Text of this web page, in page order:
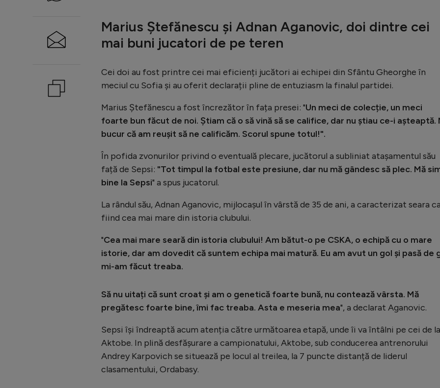
Marius Ștefănescu și Adnan Aganovic, doi dintre cei
mai buni jucatori de pe teren
Cei doi au fost printre cei mai eficienți jucători ai echipei din Sfântu Gheorghe în
meciul cu Sofia și au oferit declarații pline de entuziasm la finalul partidei.
Marius Ștefănescu a fost încrezător în fața presei: "Un meci de colecție, un meci
foarte bun făcut de noi. Știam că o să vină să se califice, dar nu știau ce-i așteaptă.
bucur că am reușit să ne calificăm. Scorul spune totul!".
În pofida zvonurilor privind o eventuală plecare, jucătorul a subliniat atașamentul său
față de Sepsi: "Tot timpul la fotbal este presiune, dar nu mă gândesc să plec. Mă
bine la Sepsi" a spus jucatorul.
La rândul său, Adnan Aganovic, mijlocașul în vârstă de 35 de ani, a caracterizat seara
fiind cea mai mare din istoria clubului.
"Cea mai mare seară din istoria clubului! Am bătut-o pe CSKA, o echipă cu o mare
istorie, dar am dovedit că suntem echipa mai matură. Eu am avut un gol și pasă de
mi-am făcut treaba.
Să nu uitați că sunt croat și am o genetică foarte bună, nu contează vârsta. Mă
pregătesc foarte bine, îmi fac treaba. Asta e meseria mea", a declarat Aganovic.
Sepsi își îndreaptă acum atenția către următoarea etapă, unde îi va întâlni pe cei de la
Aktobe. In plină desfășurare a campionatului, Aktobe, sub conducerea antrenorului
Andrey Karpovich se situează pe locul al treilea, la 7 puncte distanță de liderul
clasamentului, Ordabasy.